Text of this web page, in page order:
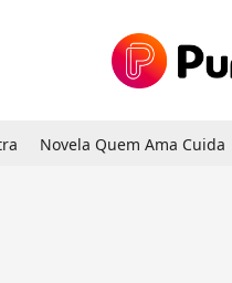
Novela Quem Ama Cuida